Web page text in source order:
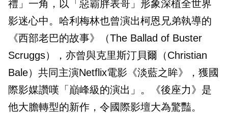
禮」一角，以「惡霸胖表哥」形象深植全世界
影迷心中。哈利梅林也曾演出柯恩兄弟執導的
《西部老巴的故事》（The Ballad of Buster
Scruggs），亦曾與克里斯汀貝爾（Christian
Bale）共同主演Netflix電影《淡藍之眸》，獲國
際影媒讚嘆「巔峰級的演出」。《後座力》是
他大膽轉型的新作，令國際影壇大為驚豔。